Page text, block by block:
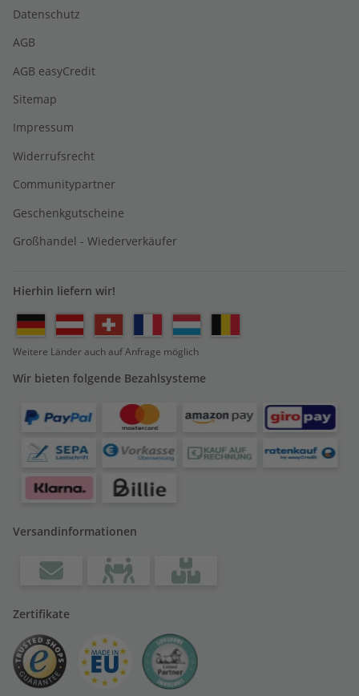
Datenschutz
AGB
AGB easyCredit
Sitemap
Impressum
Widerrufsrecht
Communitypartner
Geschenkgutscheine
Großhandel - Wiederverkäufer
Hierhin liefern wir!
Weitere Länder auch auf Anfrage möglich
Wir bieten folgende Bezahlsysteme
Versandinformationen
Zertifikate